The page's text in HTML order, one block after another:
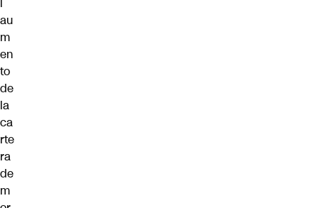
l
au
m
en
to
de
la
ca
rte
ra
de
m